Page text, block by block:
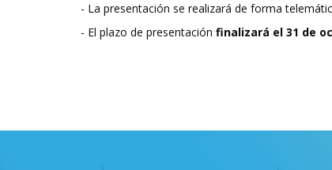
- La presentación se realizará de forma
- El plazo de presentación finalizará el 31 de